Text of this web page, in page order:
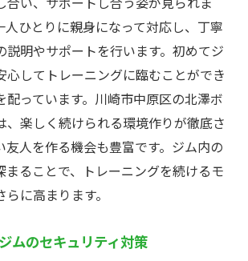
人ひとりに親身になって対応し、丁寧
説明やサポートを行います。初めてジ
心してトレーニングに臨むことができ
配っています。川崎市中原区の北澤ボ
、楽しく続けられる環境作りが徹底さ
友人を作る機会も豊富です。ジム内の
まることで、トレーニングを続けるモ
に高まります。
ムのセキュリティ対策